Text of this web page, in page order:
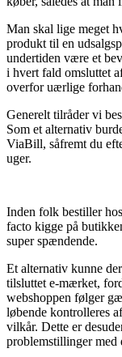
Man skal lige meget
produkt til en
undertiden være et
i hvert fald omsluttet
overfor uærlige
Generelt tilråder vi
Som et alternativ
ViaBill, såfremt du
uger.
Inden folk bestiller
facto kigge på
super spændende.
Et alternativ kunne
tilsluttet e-mærket,
webshoppen følger
løbende kontrolleres
vilkår. Dette er
problemstillinger med